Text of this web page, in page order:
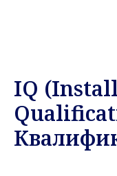
IQ